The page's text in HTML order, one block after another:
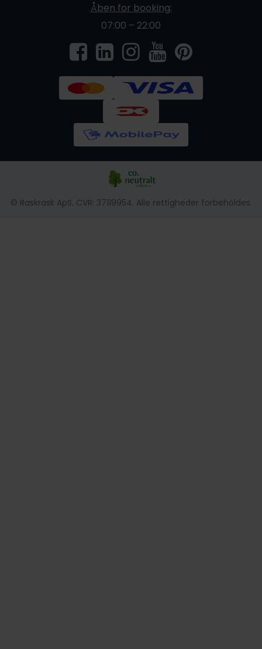
Åben for booking:
07:00 – 22:00
© Raskrask ApS. CVR: 37119954. Alle rettigheder forbeholdes.